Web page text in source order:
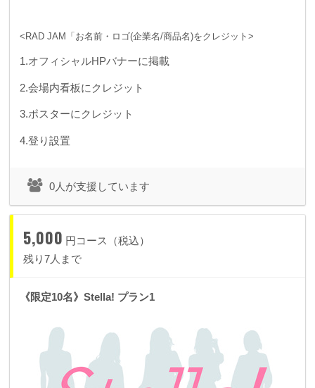
<RAD JAM「お名前・ロゴ(企業名/商品名)をクレジット>
1.オフィシャルHPバナーに掲載
2.会場内看板にクレジット
3.ポスターにクレジット
4.登り設置
0人が支援しています
5,000 円コース（税込）
残り7人まで
《限定10名》Stella! プラン1